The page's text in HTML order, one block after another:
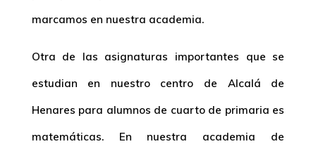
marcamos en nuestra academia.
Otra de las asignaturas importantes que se
estudian en nuestro centro de Alcalá de
Henares para alumnos de cuarto de primaria es
matemáticas. En nuestra academia de